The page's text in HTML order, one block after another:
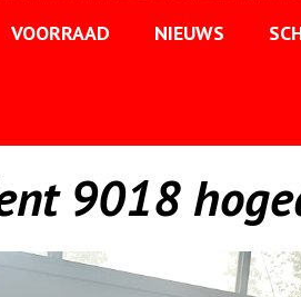
VOORRAAD NIEUWS
9018